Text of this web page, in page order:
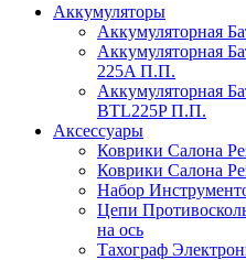
Аккумуляторы
Аккумуляторная
Аккумуляторная
225A П.П.
Аккумуляторная
BTL225P П.П.
Аксеcсуары
Коврики Салона
Коврики Салона
Набор
Цепи
на ось
Тахограф